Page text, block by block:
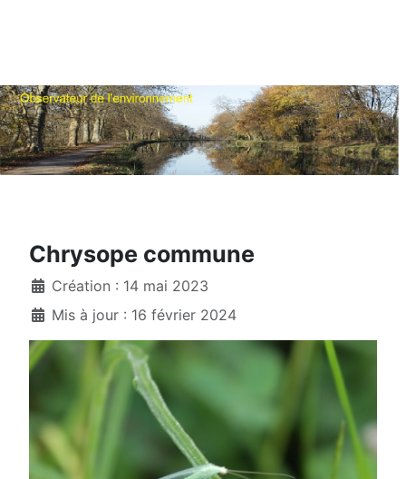
Chrysope commune
Création : 14 mai 2023
Mis à jour : 16 février 2024